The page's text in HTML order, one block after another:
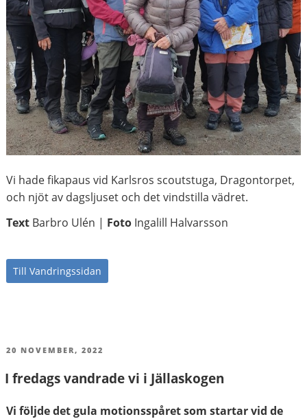
Vi hade fikapaus vid Karlsros scoutstuga, Dragontorpet,
och njöt av dagsljuset och det vindstilla vädret.
Text Barbro Ulén | Foto Ingalill Halvarsson
Till Vandringssidan
PUBLICERAT
20 NOVEMBER, 2022
I fredags vandrade vi i Jällaskogen
Vi följde det gula motionsspåret som startar vid de